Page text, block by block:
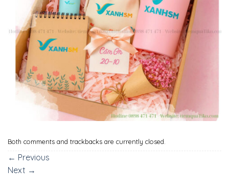
Both comments and trackbacks are currently closed.
← Previous
Next →